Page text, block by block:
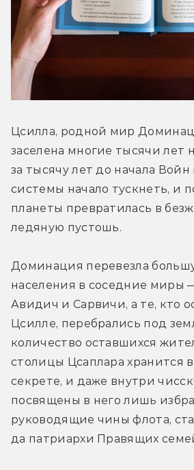
Цсилла, родной мир
заселена многие тысячи лет
за тысячу лет до начала
системы начало тускнеть, и
планеты превратилась в
ледяную пустошь.
Доминация перевезла
населения в соседние миры
Авидич и Сарвичи, а те, кто
Цсилле, перебрались под
количество оставшихся
столицы Цсаплара хранится
секрете, и даже внутри
посвящены в него лишь
руководящие чины флота,
да патриархи Правящих